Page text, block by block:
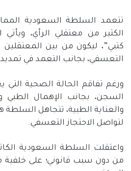
تتعمد السلطة السعودية
الكثير من معتقلي الرأي، ويأتي
كتبي”، ليكون من بين المعتقلين
التعسفي، بجانب التعمد في
ورغم تفاقم الحالة الصحية التي
السجن، بجانب الإهمال الطبي
والعناية الطبية، تتجاهل السلطة
لتواصل الاحتجاز التعسفي.
من دون سبب قانوني؛ على خلفية